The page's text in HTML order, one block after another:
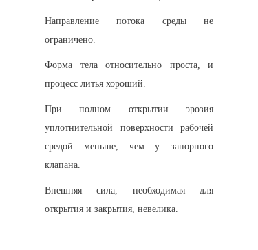
Направление потока среды не
ограничено.
Форма тела относительно проста, и
процесс литья хороший.
При полном открытии эрозия
уплотнительной поверхности рабочей
средой меньше, чем у запорного
клапана.
Внешняя сила, необходимая для
открытия и закрытия, невелика.